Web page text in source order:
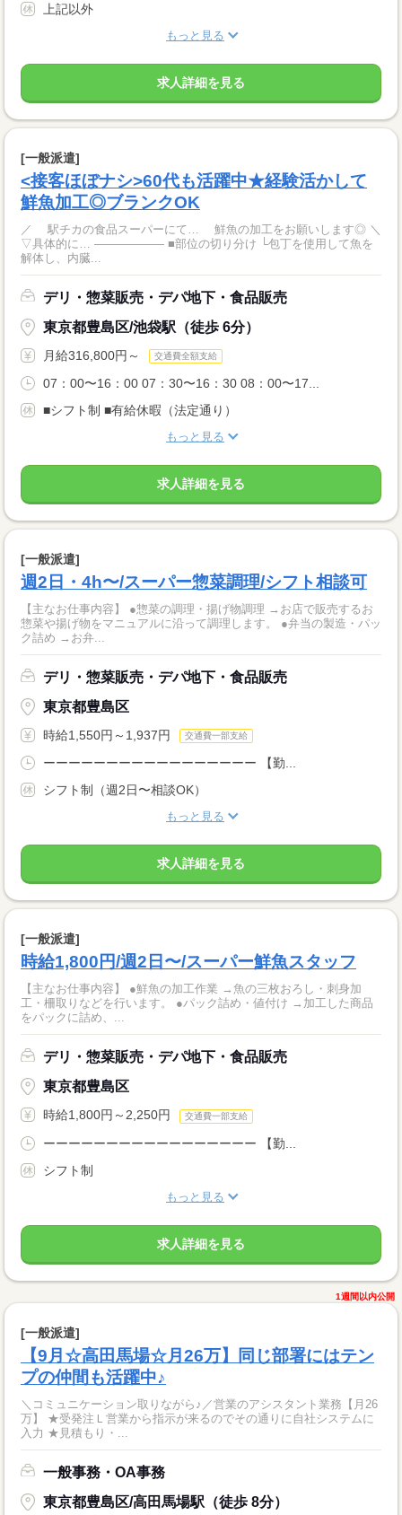
上記以外
もっと見る
求人詳細を見る
[一般派遣]
<接客ほぼナシ>60代も活躍中★経験活かして
鮮魚加工◎ブランクOK
／ 駅チカの食品スーパーにて… 鮮魚の加工をお願いします◎ ＼
▽具体的に… ―――――― ■部位の切り分け └包丁を使用して魚を
解体し、内臓...
デリ・惣菜販売・デパ地下・食品販売
東京都豊島区/池袋駅（徒歩 6分）
月給316,800円～ 交通費全額支給
07：00〜16：00 07：30〜16：30 08：00〜17...
■シフト制 ■有給休暇（法定通り）
もっと見る
求人詳細を見る
[一般派遣]
週2日・4h〜/スーパー惣菜調理/シフト相談可
【主なお仕事内容】 ●惣菜の調理・揚げ物調理 →お店で販売するお
惣菜や揚げ物をマニュアルに沿って調理します。 ●弁当の製造・パッ
ク詰め →お弁...
デリ・惣菜販売・デパ地下・食品販売
東京都豊島区
時給1,550円～1,937円 交通費一部支給
ーーーーーーーーーーーーーーーーー 【勤...
シフト制（週2日〜相談OK）
もっと見る
求人詳細を見る
[一般派遣]
時給1,800円/週2日〜/スーパー鮮魚スタッフ
【主なお仕事内容】 ●鮮魚の加工作業 →魚の三枚おろし・刺身加
工・柵取りなどを行います。 ●パック詰め・値付け →加工した商品
をパックに詰め、...
デリ・惣菜販売・デパ地下・食品販売
東京都豊島区
時給1,800円～2,250円 交通費一部支給
ーーーーーーーーーーーーーーーーー 【勤...
シフト制
もっと見る
求人詳細を見る
1週間以内公開
[一般派遣]
【9月☆高田馬場☆月26万】同じ部署にはテン
プの仲間も活躍中♪
＼コミュニケーション取りながら♪／営業のアシスタント業務【月26
万】 ★受発注Ｌ営業から指示が来るのでその通りに自社システムに
入力 ★見積もり・...
一般事務・OA事務
東京都豊島区/高田馬場駅（徒歩 8分）